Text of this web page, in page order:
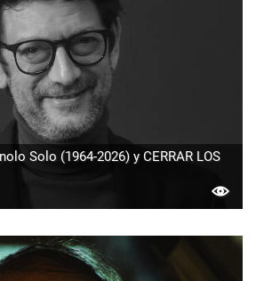
Solo (1964-2026) y CERRAR LOS